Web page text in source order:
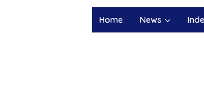
Home News